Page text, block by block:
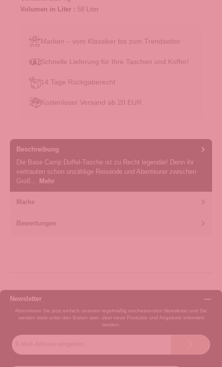
Volumen in Liter : 58 Liter
Marken – vom Klassiker bis zum Trendsetter
Schnelle Lieferung für Ihre Taschen und Koffer!
14 Tage Rückgaberecht
Kostenloser Versand ab 20 EUR
Beschreibung
Die Base Camp Duffel-Tasche ist zu Recht legendär! Denn ihr
vertrauten schon unzählige Reisende und Abenteurer zwischen
Groß… Mehr
Marke
Bewertungen
Newsletter
Abonnieren Sie jetzt einfach unseren regelmäßig erscheinenden Newsletter und Sie
werden stets unter den Ersten sein, über neue Produkte und Angebote informiert
werden.